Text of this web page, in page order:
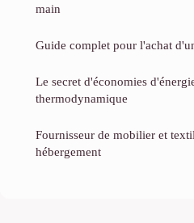
main
Guide complet pour l'achat
Le secret d'économies
thermodynamique
Fournisseur de mobilier et
hébergement